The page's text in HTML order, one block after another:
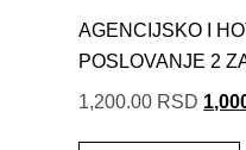
AGENCIJSKO I
POSLOVANJE 2
1,200.00 RSD